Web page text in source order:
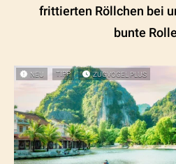
frittierten Röllchen bei
bunte
NEU TIPP ZUGVOGEL PLUS